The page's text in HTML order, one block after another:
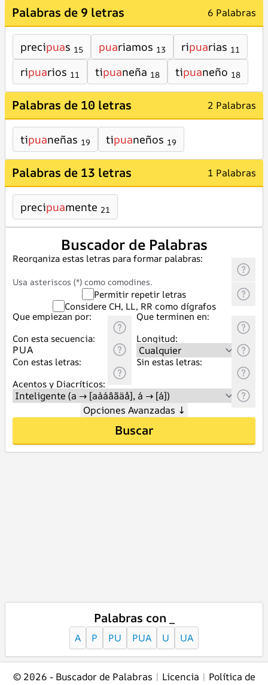
Palabras de 9 letras 6 Palabras
precipuas 15 puariamos 13 ripuarias 11
ripuarios 11 tipuaneña 18 tipuaneño 18
Palabras de 10 letras 2 Palabras
tipuaneñas 19 tipuaneños 19
Palabras de 13 letras 1 Palabras
precipuamente 21
Buscador de Palabras
Reorganiza estas letras para formar palabras:
Usa asteriscos (*) como comodines.
Permitir repetir letras
Considere CH, LL, RR como dígrafos
Que empiezan por:
Que terminen en:
Con esta secuencia:
Longitud:
Con estas letras:
Sin estas letras:
Acentos y Diacríticos:
Opciones Avanzadas ↓
Buscar
Palabras con _
A P PU PUA U UA
© 2026 - Buscador de Palabras | Licencia | Política de